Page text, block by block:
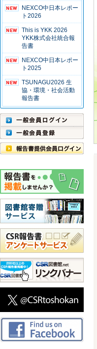
NEXCO中日本レポー
ト2026
This is YKK 2026
YKK株式会社統合報
告書
NEXCO中日本レポー
ト2025
TSUNAGU2026 生
協・環境・社会活動
報告書